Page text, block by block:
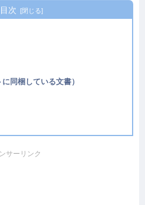
目次
同梱している文書）
サーリンク